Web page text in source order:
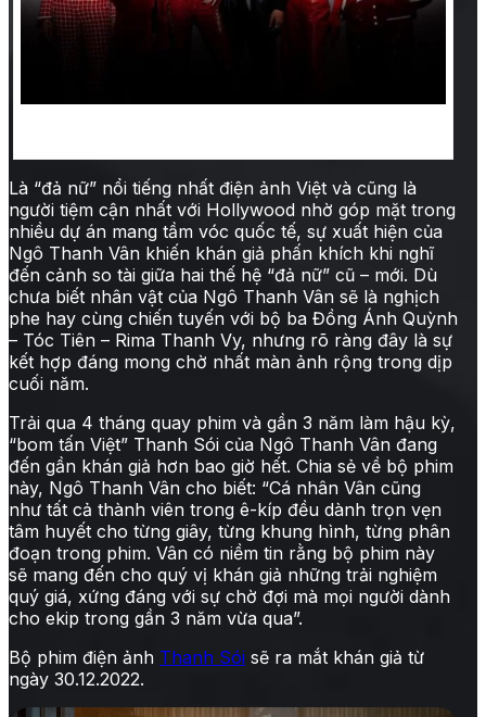
Là “đả nữ” nổi tiếng nhất điện ảnh Việt và cũng là
người tiệm cận nhất với Hollywood nhờ góp mặt trong
nhiều dự án mang tầm vóc quốc tế, sự xuất hiện của
Ngô Thanh Vân khiến khán giả phấn khích khi nghĩ
đến cảnh so tài giữa hai thế hệ “đả nữ” cũ – mới. Dù
chưa biết nhân vật của Ngô Thanh Vân sẽ là nghịch
phe hay cùng chiến tuyến với bộ ba Đồng Ánh Quỳnh
– Tóc Tiên – Rima Thanh Vy, nhưng rõ ràng đây là sự
kết hợp đáng mong chờ nhất màn ảnh rộng trong dịp
cuối năm.
Trải qua 4 tháng quay phim và gần 3 năm làm hậu kỳ,
“bom tấn Việt” Thanh Sói của Ngô Thanh Vân đang
đến gần khán giả hơn bao giờ hết. Chia sẻ về bộ phim
này, Ngô Thanh Vân cho biết: “Cá nhân Vân cũng
như tất cả thành viên trong ê-kíp đều dành trọn vẹn
tâm huyết cho từng giây, từng khung hình, từng phân
đoạn trong phim. Vân có niềm tin rằng bộ phim này
sẽ mang đến cho quý vị khán giả những trải nghiệm
quý giá, xứng đáng với sự chờ đợi mà mọi người dành
cho ekip trong gần 3 năm vừa qua”.
Bộ phim điện ảnh Thanh Sói sẽ ra mắt khán giả từ
ngày 30.12.2022.